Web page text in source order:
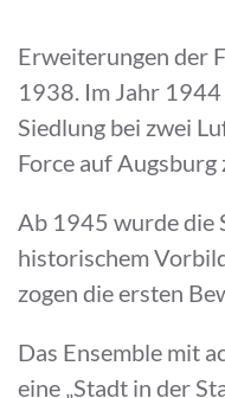
Erweiterungen der
1938. Im Jahr
Siedlung bei zwei
Force auf Augsburg
Ab 1945 wurde die
historischem
zogen die ersten
Das Ensemble mit
eine „Stadt in der